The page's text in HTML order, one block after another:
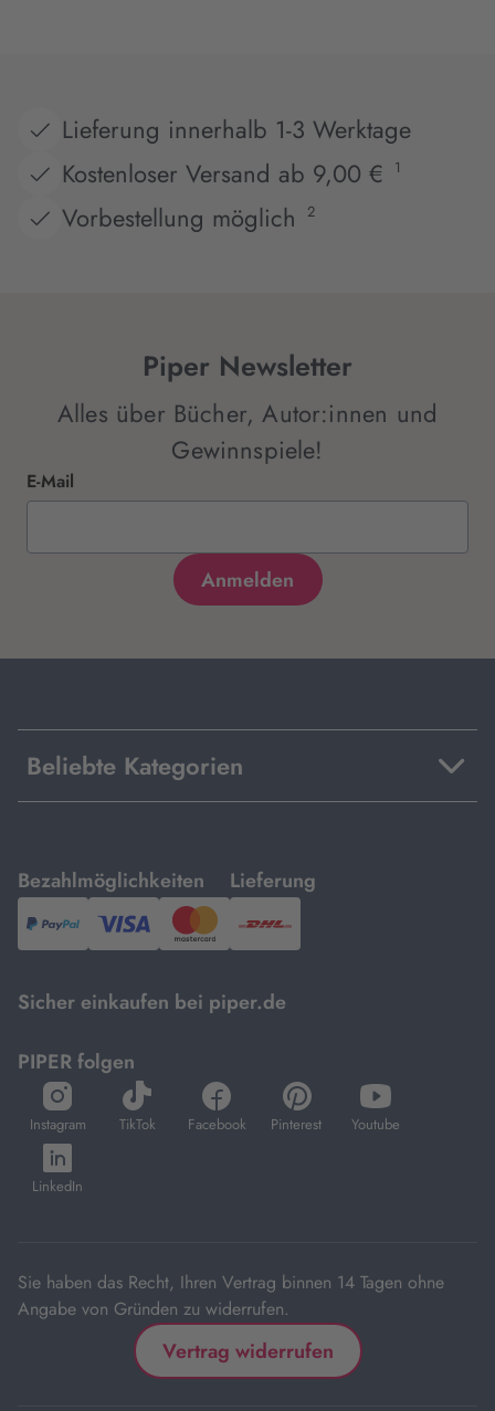
Lieferung innerhalb 1-3 Werktage
Kostenloser Versand ab 9,00 €
1
Vorbestellung möglich 2
Piper Newsletter
Alles über Bücher, Autor:innen und
Gewinnspiele!
E-Mail
Beliebte Kategorien
Bezahlmöglichkeiten
mit
PayPal,Visa
und
Lieferung
mit
DHL.
Sicher einkaufen bei piper.de
PIPER folgen
Instagram
öffnet
in
neuem
Tab
TikTok
öffnet
in
Facebook
öffnet
in
Pinterest
öffnet
in
Youtube
öffnet
in
LinkedIn
öffnet
in
Sie haben das Recht, Ihren Vertrag binnen 14 Tagen ohne
Angabe von Gründen zu widerrufen.
Vertrag widerrufen